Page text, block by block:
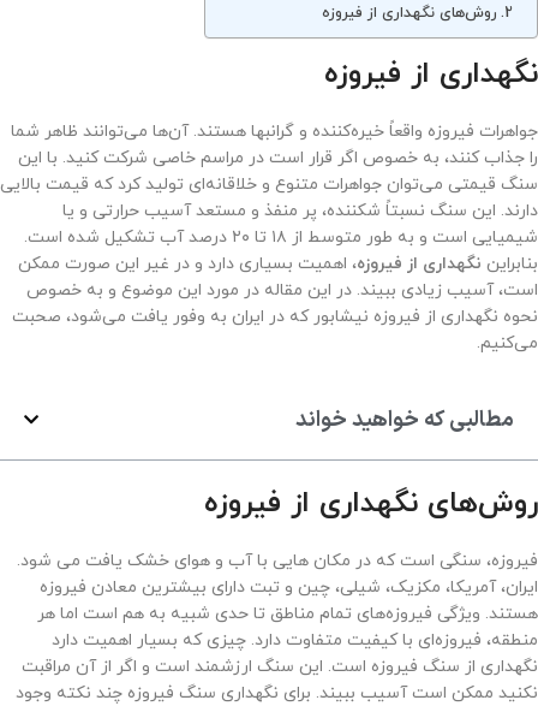
روش‌های نگهداری از فیروزه
نگهداری از فیروزه
جواهرات فیروزه واقعاً خیره‌کننده و گرانبها هستند. آن‌ها می‌توانند ظاهر شما
را جذاب کنند، به ‌خصوص اگر قرار است در مراسم خاصی شرکت کنید. با این
سنگ قیمتی می‌توان جواهرات متنوع و خلاقانه‌ای تولید کرد که قیمت بالایی
دارند. این سنگ نسبتاً شکننده، پر منفذ و مستعد آسیب حرارتی و یا
شیمیایی است و به‌ طور متوسط از ۱۸ تا ۲۰ درصد آب تشکیل شده است.
بنابراین نگهداری از فیروزه، اهمیت بسیاری دارد و در غیر این صورت ممکن
است، آسیب زیادی ببیند. در این مقاله در مورد این موضوع و به خصوص
نحوه نگهداری از فیروزه نیشابور که در ایران به وفور یافت می‌شود، صحبت
می‌کنیم.
مطالبی که خواهید خواند
روش‌های نگهداری از فیروزه
فیروزه، سنگی است که در مکان هایی با آب و هوای خشک یافت می شود.
ایران، آمریکا، مکزیک، شیلی، چین و تبت دارای بیشترین معادن فیروزه
هستند. ویژگی فیروزه‌های تمام مناطق تا حدی شبیه به هم است اما هر
منطقه، فیروزه‌ای با کیفیت متفاوت دارد. چیزی که بسیار اهمیت دارد
نگهداری از سنگ فیروزه است. این سنگ ارزشمند است و اگر از آن مراقبت
نکنید ممکن است آسیب ببیند. برای نگهداری سنگ فیروزه چند نکته وجود